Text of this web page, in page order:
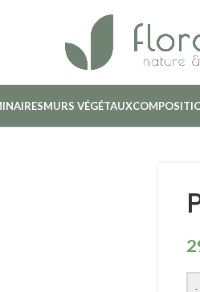
MURS VÉGÉTAUX
-